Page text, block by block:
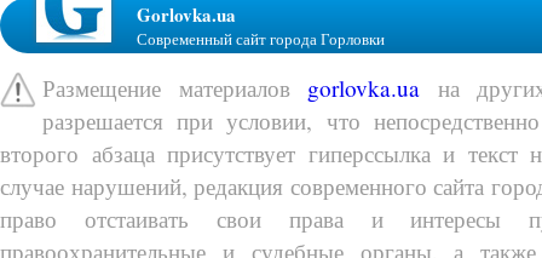
Gorlovka.ua
Современный сайт города Горловки
Размещение материалов gorlovka.ua на
разрешается при условии, что
второго абзаца присутствует гиперссылка и
случае нарушений, редакция современного сайта
право отстаивать свои права и интересы
правоохранительные и судебные органы, а